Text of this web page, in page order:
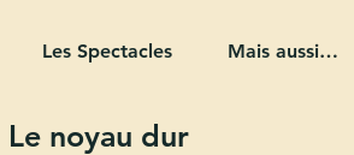
Les Spectacles Mais aussi…
Le noyau dur